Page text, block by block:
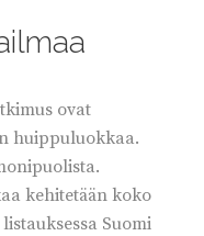
ovat
huippuluokkaa.
kehitetään koko
Suomi